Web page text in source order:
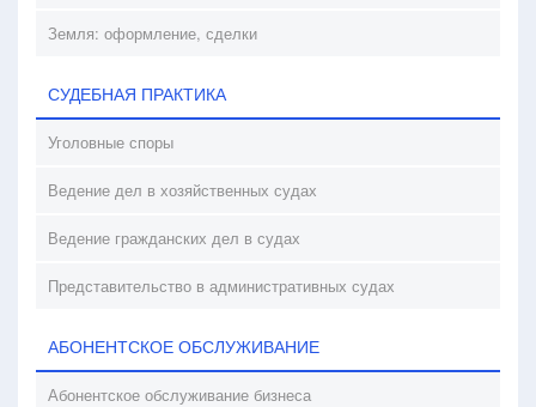
Земля: оформление, сделки
СУДЕБНАЯ ПРАКТИКА
Уголовные споры
Ведение дел в хозяйственных судах
Ведение гражданских дел в судах
Представительство в административных судах
АБОНЕНТСКОЕ ОБСЛУЖИВАНИЕ
Абонентское обслуживание бизнеса